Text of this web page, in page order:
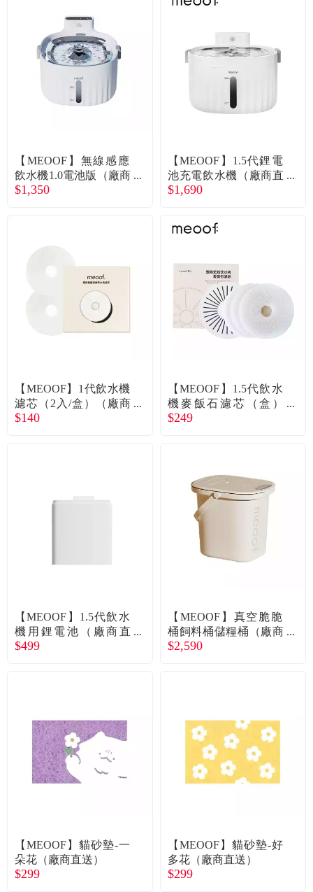
【MEOOF】無線感應
飲水機1.0電池版（廠商
直送）
$1,350
【MEOOF】1.5代鋰電
池充電飲水機（廠商直
送）
$1,690
【MEOOF】1代飲水機
濾芯（2入/盒）（廠商
直送）
$140
【MEOOF】1.5代飲水
機麥飯石濾芯（盒）
（廠商直送）
$249
【MEOOF】1.5代飲水
機用鋰電池（廠商直
送）
$499
【MEOOF】真空脆脆
桶飼料桶儲糧桶（廠商
直送）
$2,590
【MEOOF】貓砂墊-一
朵花（廠商直送）
$299
【MEOOF】貓砂墊-好
多花（廠商直送）
$299